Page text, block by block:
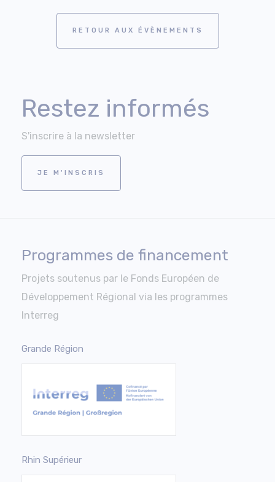
RETOUR AUX ÉVÈNEMENTS
Restez informés
S'inscrire à la newsletter
JE M'INSCRIS
Programmes de financement
Projets soutenus par le Fonds Européen de
Développement Régional via les programmes
Interreg
Grande Région
Rhin Supérieur